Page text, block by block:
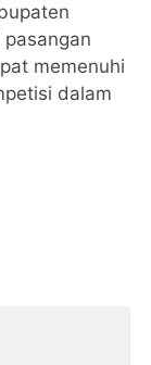
memenuhi
dalam